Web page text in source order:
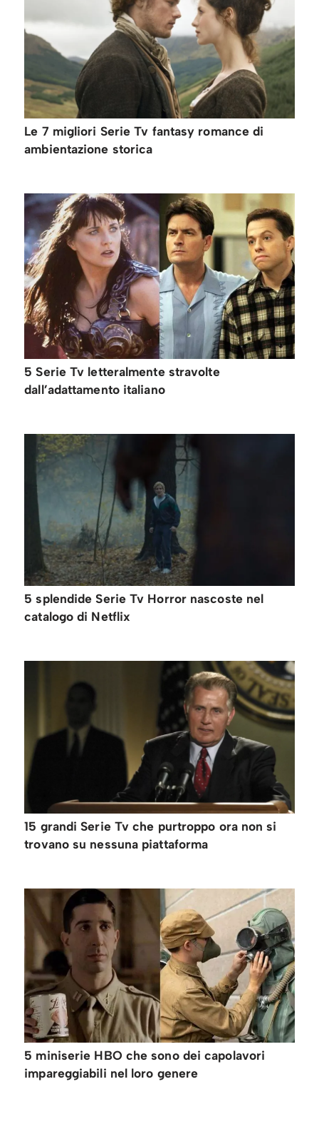
Le 7 migliori Serie Tv fantasy romance di
ambientazione storica
5 Serie Tv letteralmente stravolte
dall’adattamento italiano
5 splendide Serie Tv Horror nascoste nel
catalogo di Netflix
15 grandi Serie Tv che purtroppo ora non si
trovano su nessuna piattaforma
5 miniserie HBO che sono dei capolavori
impareggiabili nel loro genere